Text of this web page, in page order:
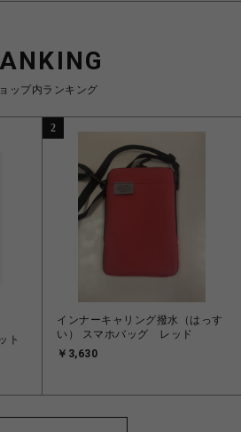
ップ内ランキング
ト
2
インナーキャリング撥水（はっす
い） スマホバッグ レッド
￥3,630